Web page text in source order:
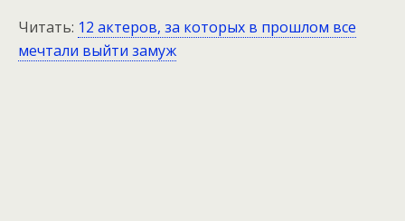
Читать: 12 актеров, за которых в прошлом все
мечтали выйти замуж